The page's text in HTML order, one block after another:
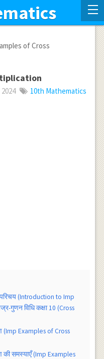
of Cross
10th Mathematics
(Introduction to Imp
गुणन विधि कक्षा 10 (Cross
(Imp Examples of Cross
की समस्याएँ (Imp Examples